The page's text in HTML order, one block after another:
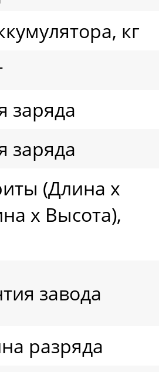
кг
заряда
заряда
(Длина х
х Высота),
завода
разряда